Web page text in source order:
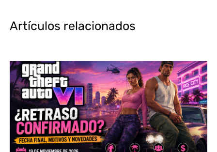
Artículos relacionados